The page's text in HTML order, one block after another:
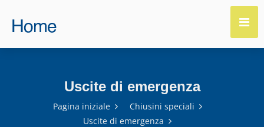
Uscite di emergenza
Pagina iniziale
Chiusini speciali
Uscite di emergenza